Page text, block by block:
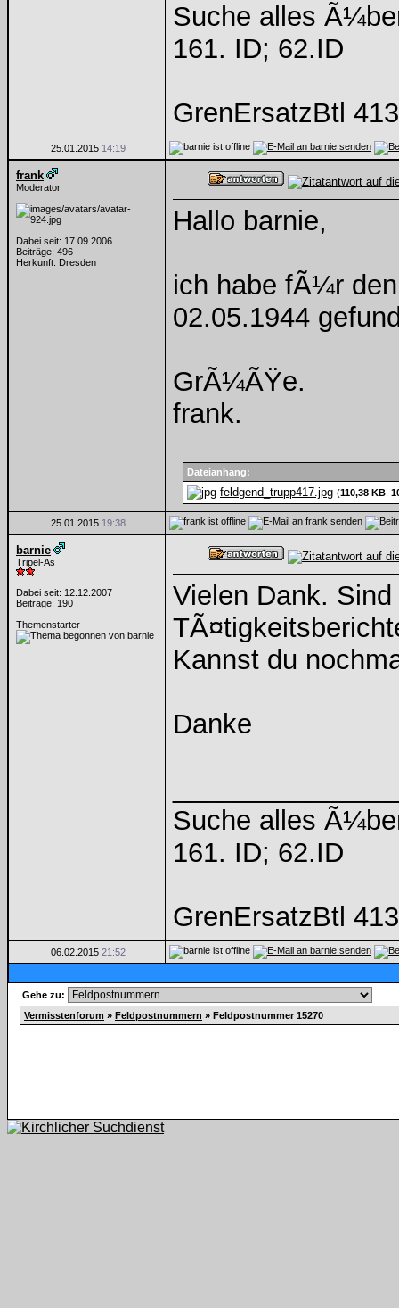
Suche alles
161. ID; 62.ID
GrenErsatzBtl
25.01.2015 14:19
frank
Moderator
Dabei seit: 17.09.2006
Beiträge: 496
Herkunft: Dresden
Hallo barnie,
ich habe fÃ¼r
02.05.1944
GrÃ¼ÃŸe.
frank.
Dateianhang:
feldgend_trupp417.jpg (110,38 KB
25.01.2015 19:38
barnie
Tripel-As
Dabei seit: 12.12.2007
Beiträge: 190
Themenstarter
Vielen Dank.
Kannst du
Danke
Suche alles
161. ID; 62.ID
GrenErsatzBtl
06.02.2015 21:52
Gehe zu:
Vermisstenforum » Feldpostnummern » Feldpostnummer 15270